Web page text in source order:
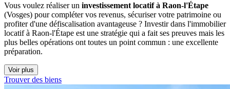
Vous voulez réaliser un investissement locatif à Raon-l'Étape
(Vosges) pour compléter vos revenus, sécuriser votre patrimoine ou
profiter d'une défiscalisation avantageuse ? Investir dans l'immobilier
locatif à Raon-l'Étape est une stratégie qui a fait ses preuves mais les
plus belles opérations ont toutes un point commun : une excellente
préparation.
Voir plus
Trouver des biens